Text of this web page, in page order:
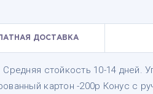
ДОСТАВКА
стойкость 10-14 дней.
картон -200р Конус с